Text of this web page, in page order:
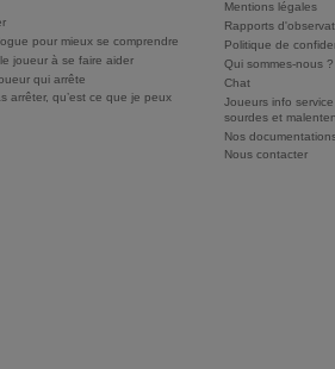
pour mieux se comprendre
joueur à se faire aider
qui arrête
arrêter, qu’est ce que je peux
Mentions légales
Rapports
Politique de
Qui sommes-nous ?
Chat
Joueurs info
sourdes et
Nos
Nous contacter